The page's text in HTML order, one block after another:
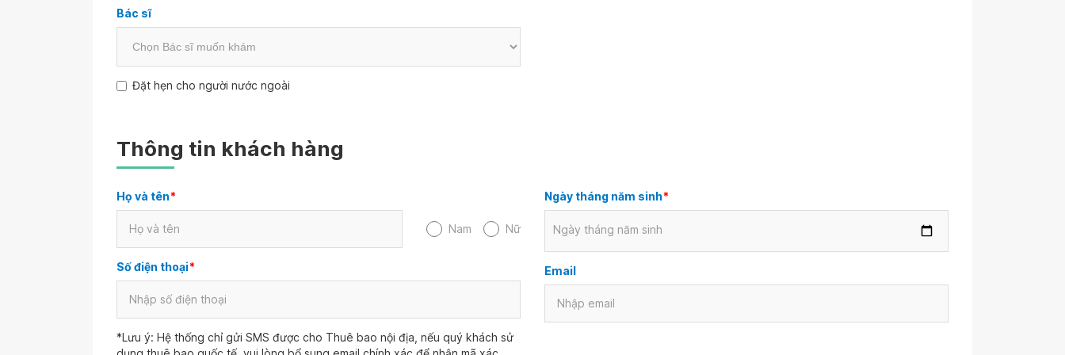
Bác sĩ
Đặt hẹn cho người nước ngoài
Thông tin khách hàng
Họ và tên*
Nam Nữ
Số điện thoại*
*Lưu ý: Hệ thống chỉ gửi SMS được cho Thuê bao nội địa, nếu quý khách sử
Ngày tháng năm sinh*
Ngày tháng năm sinh
Email